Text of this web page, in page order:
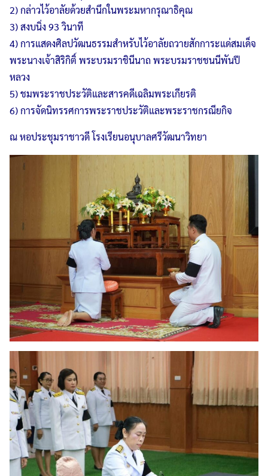
2) กล่าวไว้อาลัยด้วยสำนึกในพระมหากรุณาธิคุณ
3) สงบนิ่ง 93 วินาที
4) การแสดงศิลปวัฒนธรรมสำหรับไว้อาลัยถวายสักการะแด่สมเด็จ
พระนางเจ้าสิริกิติ์ พระบรมราชินีนาถ พระบรมราชชนนีพันปี
หลวง
5) ชมพระราชประวัติและสารคดีเฉลิมพระเกียรติ
6) การจัดนิทรรศการพระราชประวัติและพระราชกรณียกิจ
ณ หอประชุมราชาวดี โรงเรียนอนุบาลศรีวัฒนาวิทยา